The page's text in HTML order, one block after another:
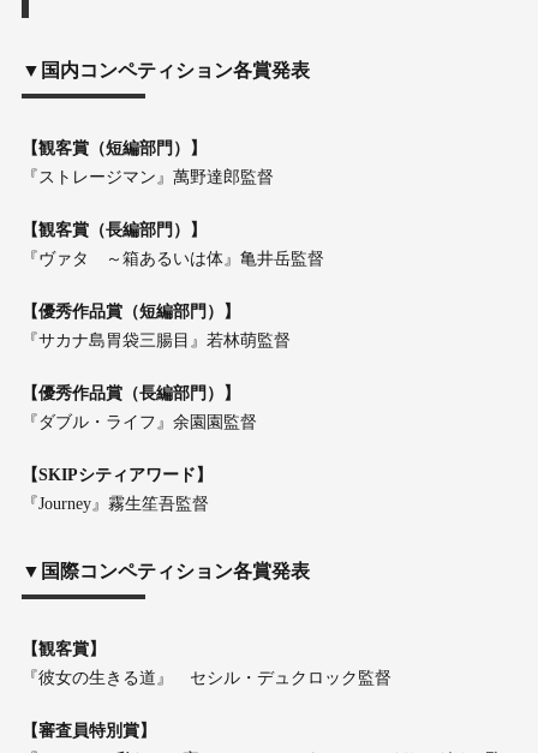
▼国内コンペティション各賞発表
【観客賞（短編部門）】
『ストレージマン』萬野達郎監督
【観客賞（長編部門）】
『ヴァタ ～箱あるいは体』亀井岳監督
【優秀作品賞（短編部門）】
『サカナ島胃袋三腸目』若林萌監督
【優秀作品賞（長編部門）】
『ダブル・ライフ』余園園監督
【SKIPシティアワード】
『Journey』霧生笙吾監督
▼国際コンペティション各賞発表
【観客賞】
『彼女の生きる道』 セシル・デュクロック監督
【審査員特別賞】